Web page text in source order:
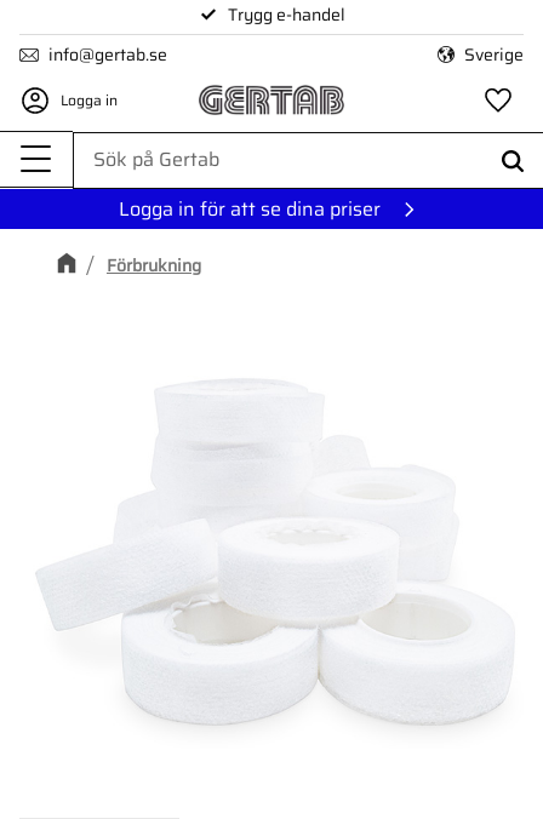
Meny
Trygg e-handel
info@gertab.se
Sverige
Logga in
Logga in för att se dina priser
Förbrukning